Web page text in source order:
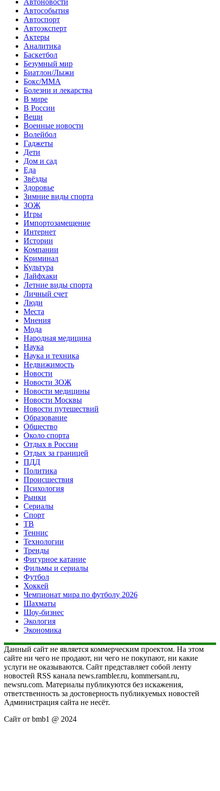
Автособытия
Автоспорт
Автоэксперт
Актеры
Аналитика
Баскетбол
Безумный мир
Биатлон/Лыжи
Бокс/MMA
Болезни и лекарства
В мире
В России
Вещи
Военные новости
Волейбол
Гаджеты
Дети
Дом и сад
Еда
Звёзды
Здоровье
Зимние виды спорта
ЗОЖ
Игры
Импортозамещение
Интернет
Истории
Компании
Криминал
Культура
Лайфхаки
Летние виды спорта
Личный счет
Люди
Места
Мнения
Мода
Народная медицина
Наука
Наука и техника
Недвижимость
Новости
Новости ЗОЖ
Новости медицины
Новости Москвы
Новости путешествий
Образование
Общество
Около спорта
Отдых в России
Отдых за границей
ПДД
Политика
Происшествия
Психология
Рынки
Сериалы
Спорт
ТВ
Теннис
Технологии
Тренды
Фигурное катание
Фильмы и сериалы
Футбол
Хоккей
Чемпионат мира по футболу 2026
Шахматы
Шоу-бизнес
Экология
Экономика
Данный сайт не является коммерческим проектом. На этом
сайте ни чего не продают, ни чего не покупают, ни какие
услуги не оказываются. Сайт представляет собой ленту
новостей RSS канала news.rambler.ru, kommersant.ru,
newsru.com. Материалы публикуются без искажения,
ответственность за достоверность публикуемых новостей
Администрация сайта не несёт.
Сайт от bmb1 @ 2024